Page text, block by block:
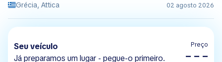
Grécia, Attica
02 agosto 2026
Seu veículo
Já preparamos um lugar - pegue-o primeiro.
Preço
– – –